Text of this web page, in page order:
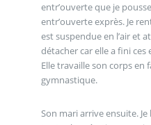
entr’ouverte que je
entr’ouverte exprès. Je
est suspendue en l’air et
détacher car elle a fini ces
Elle travaille son corps en
gymnastique.
Son mari arrive ensuite.